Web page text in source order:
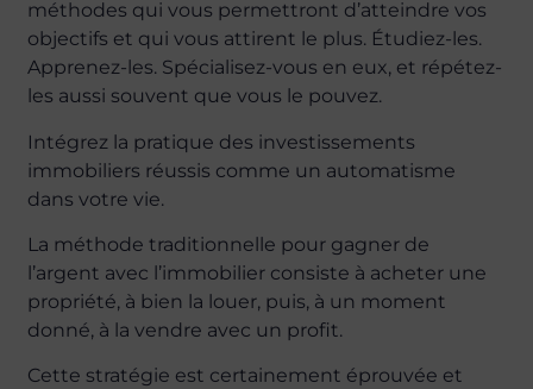
méthodes qui vous permettront d’atteindre vos
objectifs et qui vous attirent le plus. Étudiez-les.
Apprenez-les. Spécialisez-vous en eux, et répétez-
les aussi souvent que vous le pouvez.
Intégrez la pratique des investissements
immobiliers réussis comme un automatisme
dans votre vie.
La méthode traditionnelle pour gagner de
l’argent avec l’immobilier consiste à acheter une
propriété, à bien la louer, puis, à un moment
donné, à la vendre avec un profit.
Cette stratégie est certainement éprouvée et